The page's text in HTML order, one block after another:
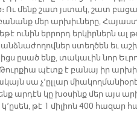
Ու մենք շատ յստակ, շատ
բա­նանք մեր ար­խիւ­նե­րը,
ու­նին եր­րորդ եր­կիր­ներն
ստեղ­ծեն եւ
ը­սած ենք, տա­կա­ւին նոր
Թուր­քիա պէտք է բա­նայ իր
սա չ՚ըլ­լար
ար­դէն կը խօ­սինք մեր այս
կ՚ը­սեն, թէ 1 մի­լիոն 400